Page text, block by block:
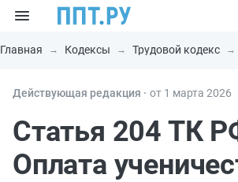
Главная Кодексы Трудовой кодекс
Действующая редакция ⸱ от 1 марта 2026
Статья 204 ТК
Оплата